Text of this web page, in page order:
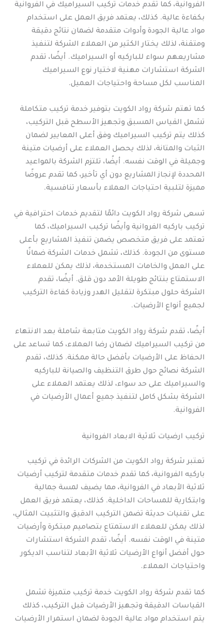
الفروانية، كما تقدم خدمات تركيب السيراميك في الفروانية
بكفاءة عالية. كذلك، يعتمد فريق العمل على استخدام
مواد عالية الجودة وأدوات متقدمة لضمان نتائج دقيقة
ومتقنة، لذلك يختار الكثير من العملاء الشركة لتنفيذ
مشاريعهم سواء للباركيه أو السيراميك. أيضًا، تقدم
الشركة استشارات مهنية لاختيار نوع السيراميك
المناسب لكل مساحة واحتياجات العميل.
كما تهتم شركة رواد الكويت بتوفير خدمة تركيب متكاملة
تشمل القياس المسبق وتجهيز الأسطح قبل التركيب،
كذلك يتم تركيب السيراميك وفق أعلى المعايير لضمان
الثبات والمتانة، لذلك يحصل العملاء على أرضيات متينة
وجميلة في الوقت نفسه. أيضًا، تلتزم الشركة بالمواعيد
المحددة لإنجاز المشاريع دون أي تأخير، كما تقدم عروضًا
مميزة لتلبية احتياجات العملاء بأسعار تنافسية.
تسعى شركة رواد الكويت دائمًا لتقديم خدمات احترافية في
تركيب باركيه الفروانية وأيضًا تركيب السيراميك، كما
تعتمد على فريق متخصص يضمن تنفيذ المشاريع بأعلى
مستوى من الجودة. كذلك، تشمل خدمات الشركة ضمانًا
على العمل والخامات المستخدمة، لذلك يمكن للعملاء
الاستمتاع بنتائج طويلة الأمد دون قلق. أيضًا، تقدم
الشركة حلول مبتكرة لتقليل الهدر وزيادة كفاءة التركيب
لجميع أنواع الأرضيات.
أيضًا، تقدم شركة رواد الكويت متابعة شاملة بعد الانتهاء
من تركيب السيراميك لضمان رضا العملاء، كما تساعد على
الحفاظ على الأرضيات بأفضل حالة ممكنة. كذلك، تقدم
الشركة نصائح حول طرق التنظيف والصيانة للباركيه
والسيراميك على حد سواء، لذلك يعتمد العملاء على
الشركة بشكل كامل لتنفيذ جميع أعمال الأرضيات في
الفروانية.
تركيب ارضيات ثلاثية الابعاد الفروانية
تعتبر شركة رواد الكويت من الشركات الرائدة في تركيب
باركيه الفروانية، كما تقدم خدمات متقدمة لتركيب أرضيات
ثلاثية الأبعاد في الفروانية، مما يضيف لمسة جمالية
وابتكارية للمساحات الداخلية. كذلك، يعتمد فريق العمل
على تقنيات حديثة تضمن التركيب الدقيق والتثبيت المثالي،
لذلك يمكن للعملاء الاستمتاع بتصاميم مبتكرة وأرضيات
متينة في الوقت نفسه. أيضًا، تقدم الشركة استشارات
حول أفضل أنواع الأرضيات ثلاثية الأبعاد لتناسب الديكور
واحتياجات العملاء.
كما تقدم شركة رواد الكويت خدمة تركيب متميزة تشمل
القياسات الدقيقة وتجهيز الأرضيات قبل التركيب، كذلك
يتم استخدام مواد عالية الجودة لضمان استمرار الأرضيات